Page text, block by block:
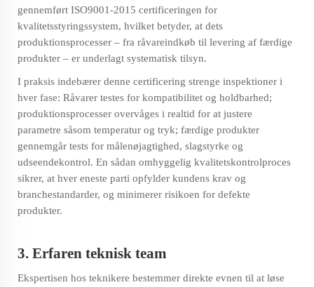
gennemført ISO9001-2015 certificeringen for
kvalitetsstyringssystem, hvilket betyder, at dets
produktionsprocesser – fra råvareindkøb til levering af færdige
produkter – er underlagt systematisk tilsyn.
I praksis indebærer denne certificering strenge inspektioner i
hver fase: Råvarer testes for kompatibilitet og holdbarhed;
produktionsprocesser overvåges i realtid for at justere
parametre såsom temperatur og tryk; færdige produkter
gennemgår tests for målenøjagtighed, slagstyrke og
udseendekontrol. En sådan omhyggelig kvalitetskontrolproces
sikrer, at hver eneste parti opfylder kundens krav og
branchestandarder, og minimerer risikoen for defekte
produkter.
3. Erfaren teknisk team
Ekspertisen hos teknikere bestemmer direkte evnen til at løse